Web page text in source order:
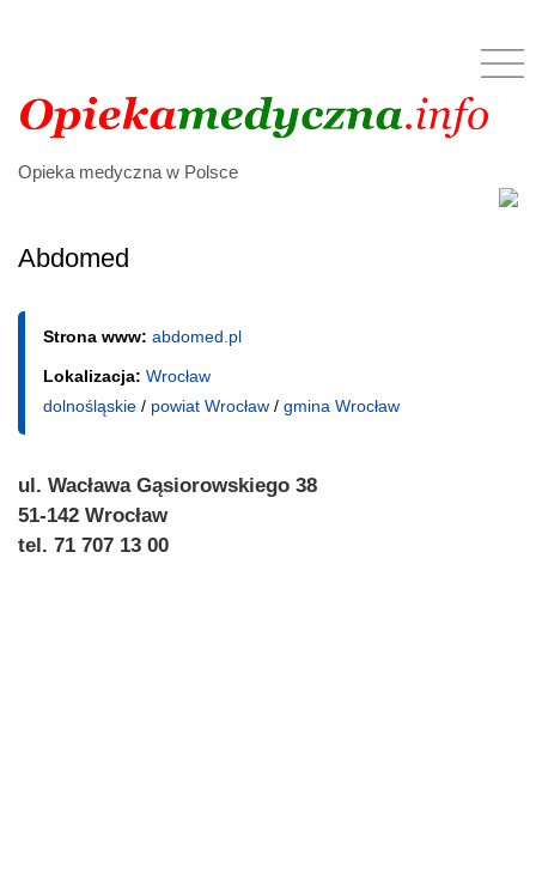
Opieka medyczna w Polsce
Abdomed
Strona www: abdomed.pl
Lokalizacja: Wrocław
dolnośląskie / powiat Wrocław / gmina Wrocław
ul. Wacława Gąsiorowskiego 38
51-142 Wrocław
tel. 71 707 13 00